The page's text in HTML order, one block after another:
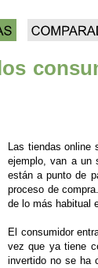
Las tiendas online
ejemplo, van a un
están a punto de
proceso de
de lo más habitual
El consumidor
vez que ya tiene
invertido no se ha